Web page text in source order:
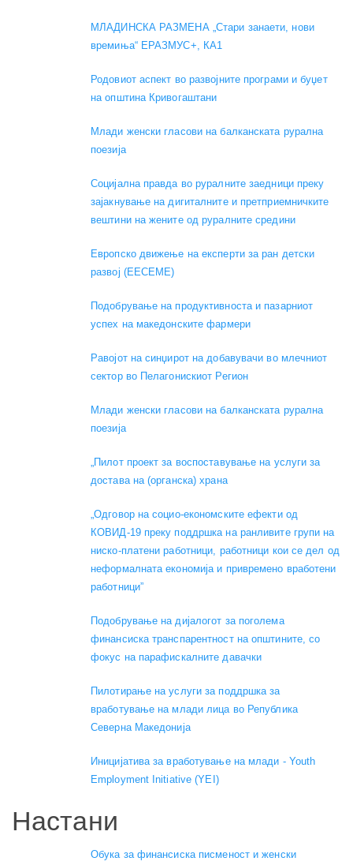
МЛАДИНСКА РАЗМЕНА „Стари занаети, нови
времиња“ ЕРАЗМУС+, КА1
Родовиот аспект во развојните програми и буџет
на општина Кривогаштани
Mлади женски гласови на балканската рурална
поезија
Социјална правда во руралните заедници преку
зајакнување на дигиталните и претприемничките
вештини на жените од руралните средини
Европско движење на експерти за ран детски
развој (EECEME)
Подобрување на продуктивноста и пазарниот
успех на македонските фармери
Равојот на синџирот на добавувачи во млечниот
сектор во Пелагонискиот Регион
Mлади женски гласови на балканската рурална
поезија
„Пилот проект за воспоставување на услуги за
достава на (органска) храна
„Одговор на социо-економските ефекти од
КОВИД-19 преку поддршка на ранливите групи на
ниско-платени работници, работници кои се дел од
неформалната економија и привремено вработени
работници”
Подобрување на дијалогот за поголема
финансиска транспарентност на општините, со
фокус на парафискалните давачки
Пилотирање на услуги за поддршка за
вработување на млади лица во Република
Северна Македонија
Иницијатива за вработување на млади - Youth
Employment Initiative (YEI)
Настани
Обука за финансиска писменост и женски